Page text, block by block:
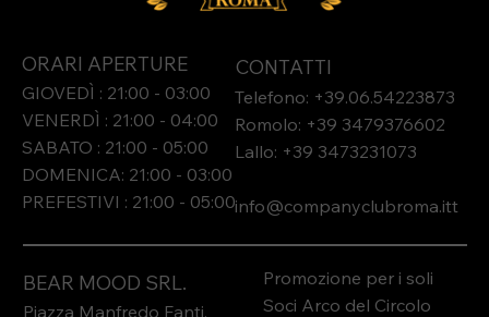
BEAR MOOD SRL.
Piazza Manfredo Fanti,
ORARI APERTURE
GIOVEDÌ : 21:00 - 03:00
VENERDÌ : 21:00 - 04:00
SABATO : 21:00 - 05:00
DOMENICA: 21:00 - 03:00
PREFESTIVI : 21:00 - 05:00
CONTATTI
Telefono: +39.06.54223873
Romolo: +39 3479376602
Lallo: +39 3473231073​
info@companyclubroma.itt
Promozione per i soli
Soci Arco del Circolo